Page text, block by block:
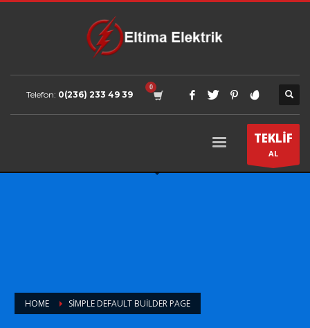
Telefon: 0(236) 233 49 39
TEKLİF
AL
HOME SIMPLE DEFAULT BUILDER PAGE